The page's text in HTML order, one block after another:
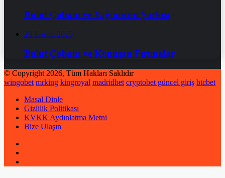
Bulut Çobanı ve Yağmurun Şarkısı
28 Kasım 2025
Bulut Çobanı ve Konuşan Fırtınalar
© Copyright 2026, Tüm Hakları Saklıdır
wingobet mrking kingroyal madridbet cryptobet güncel giriş btcbet
Masal Dinle
Gizlilik Politikası
KVKK Aydınlatma Metni
Bize Ulaşın